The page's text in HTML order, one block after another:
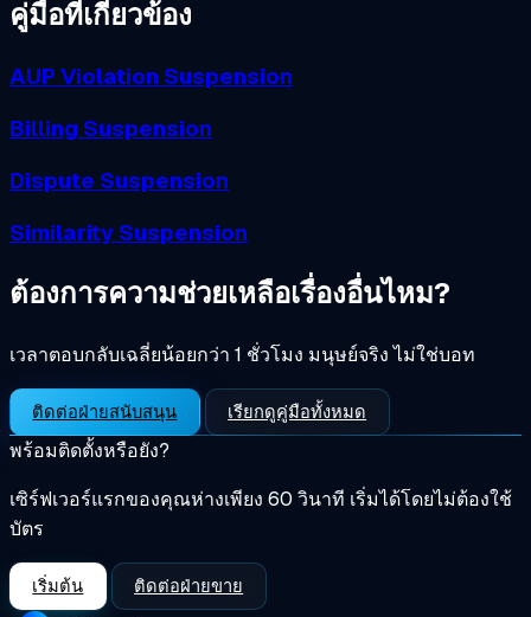
คู่มือที่เกี่ยวข้อง
AUP Violation Suspension
Billing Suspension
Dispute Suspension
Similarity Suspension
ต้องการความช่วยเหลือเรื่องอื่นไหม?
เวลาตอบกลับเฉลี่ยน้อยกว่า 1 ชั่วโมง มนุษย์จริง ไม่ใช่บอท
ติดต่อฝ่ายสนับสนุน เรียกดูคู่มือทั้งหมด
พร้อมติดตั้งหรือยัง?
เซิร์ฟเวอร์แรกของคุณห่างเพียง 60 วินาที เริ่มได้โดยไม่ต้องใช้
บัตร
เริ่มต้น ติดต่อฝ่ายขาย